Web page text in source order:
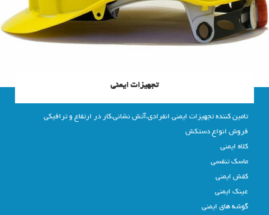
تجهیزات ایمنی
تامین کننده تجهیزات ایمنی انفرادی،آتش نشانی،کار در ارتفاع و ترافیکی
فروش انواع دستکش
کلاه ایمنی
ماسک تنفسی
کفش ایمنی
عینک ایمنی
گوشه های ایمنی